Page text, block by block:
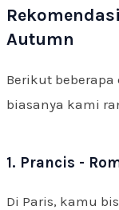
Autumn
Berikut
biasanya kami
1. Prancis -
Di Paris, kamu